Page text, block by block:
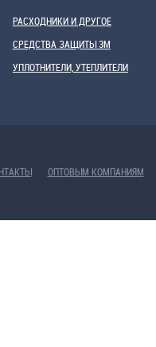
РАСХОДНИКИ И ДРУГОЕ
СРЕДСТВА ЗАЩИТЫ 3М
УПЛОТНИТЕЛИ, УТЕПЛИТЕЛИ
ОПТОВЫМ КОМПАНИЯМ